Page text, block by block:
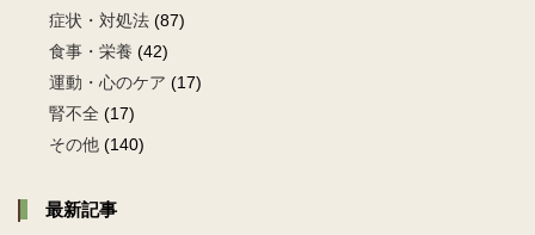
症状・対処法 (87)
食事・栄養 (42)
運動・心のケア (17)
腎不全 (17)
その他 (140)
最新記事